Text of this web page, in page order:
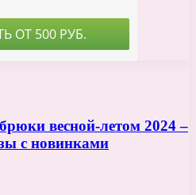
весной-летом 2024 –
с новинками